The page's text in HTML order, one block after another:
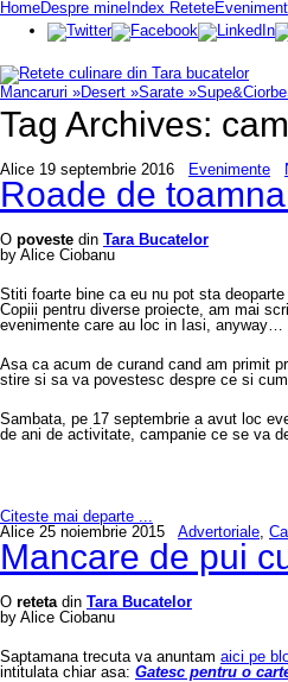
HomeDespre mine Index Retete
Mancaruri »Desert »Sarate »Supe&Ciorbe
Tag Archives:
Alice 19 septembrie 2016 Evenimente
Roade de
O poveste din Tara Bucatelor
by Alice Ciobanu
Stiti foarte bine ca eu nu pot sta
Copiii pentru diverse proiecte, am mai
evenimente care au loc in Iasi, anyway…
Asa ca acum de curand cand am primit
stire si sa va povestesc despre ce si
Sambata, pe 17 septembrie a avut loc
de ani de activitate, campanie ce se va
Citeste mai departe ...
Alice 25 noiembrie 2015 Advertoriale,
Mancare de pui
O retetadin Tara Bucatelor
by Alice Ciobanu
Saptamana trecuta va anuntam aici pe
intitulata chiar asa: Gatesc pentru o